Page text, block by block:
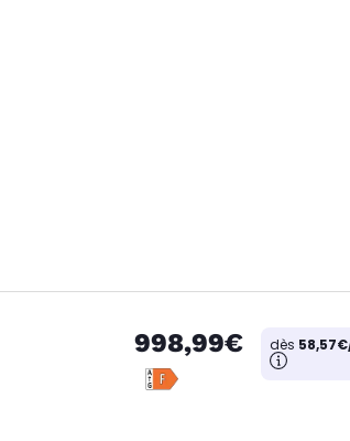
998,99€ dès